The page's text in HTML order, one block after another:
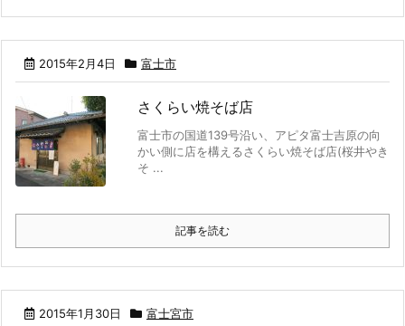
2015年2月4日 富士市
さくらい焼そば店
富士市の国道139号沿い、アピタ富士吉原の向
かい側に店を構えるさくらい焼そば店(桜井やき
そ ...
記事を読む
2015年1月30日 富士宮市